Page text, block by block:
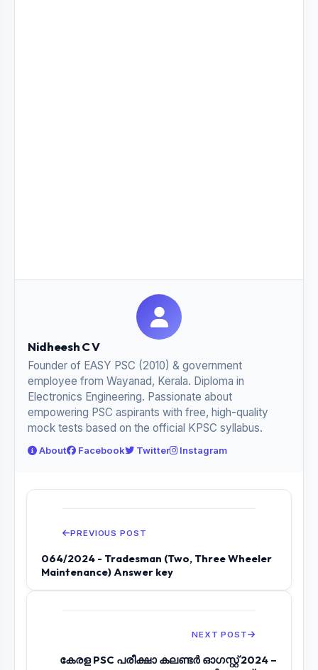
Nidheesh C V
Founder of EASY PSC (2010) & government
employee from Wayanad, Kerala. Diploma in
Electronics Engineering. Passionate about
empowering PSC aspirants with free, high-quality
mock tests based on the official KPSC syllabus.
About Facebook Twitter Instagram
PREVIOUS POST
064/2024 - Tradesman (Two, Three Wheeler
Maintenance) Answer key
NEXT POST
കേരള PSC പരീക്ഷാ കലണ്ടർ ഓഗസ്റ്റ് 2024 –